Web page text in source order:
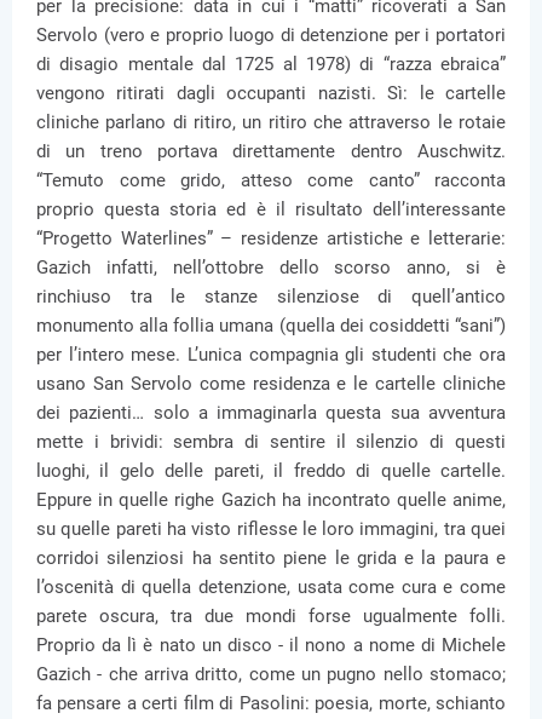
per la precisione: data in cui i “matti” ricoverati a San
Servolo (vero e proprio luogo di detenzione per i portatori
di disagio mentale dal 1725 al 1978) di “razza ebraica”
vengono ritirati dagli occupanti nazisti. Sì: le cartelle
cliniche parlano di ritiro, un ritiro che attraverso le rotaie
di un treno portava direttamente dentro Auschwitz.
“Temuto come grido, atteso come canto” racconta
proprio questa storia ed è il risultato dell’interessante
“Progetto Waterlines” – residenze artistiche e letterarie:
Gazich infatti, nell’ottobre dello scorso anno, si è
rinchiuso tra le stanze silenziose di quell’antico
monumento alla follia umana (quella dei cosiddetti “sani”)
per l’intero mese. L’unica compagnia gli studenti che ora
usano San Servolo come residenza e le cartelle cliniche
dei pazienti… solo a immaginarla questa sua avventura
mette i brividi: sembra di sentire il silenzio di questi
luoghi, il gelo delle pareti, il freddo di quelle cartelle.
Eppure in quelle righe Gazich ha incontrato quelle anime,
su quelle pareti ha visto riflesse le loro immagini, tra quei
corridoi silenziosi ha sentito piene le grida e la paura e
l’oscenità di quella detenzione, usata come cura e come
parete oscura, tra due mondi forse ugualmente folli.
Proprio da lì è nato un disco - il nono a nome di Michele
Gazich - che arriva dritto, come un pugno nello stomaco;
fa pensare a certi film di Pasolini: poesia, morte, schianto